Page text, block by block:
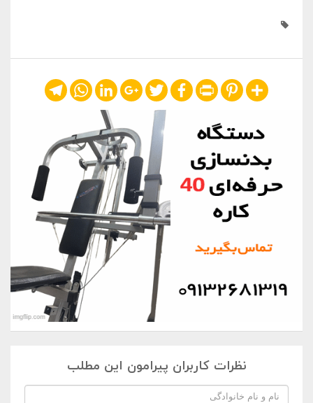
Share
Pinterest
Print
Facebook
Twitter
Google+
LinkedIn
WhatsApp
Telegram
نظرات کاربران پیرامون این مطلب